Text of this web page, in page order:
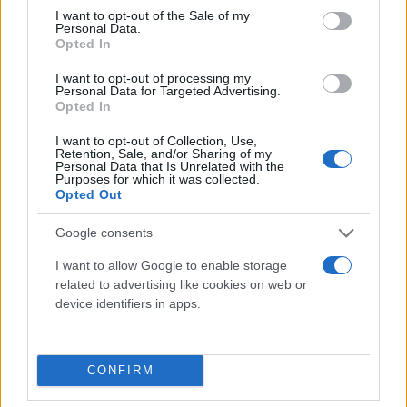
consent section.
I want to opt-out of the Sale of my
Personal Data.
Opted In
I want to opt-out of processing my
Personal Data for Targeted Advertising.
Opted In
I want to opt-out of Collection, Use,
Retention, Sale, and/or Sharing of my
Personal Data that Is Unrelated with the
Purposes for which it was collected.
Opted Out
Google consents
I want to allow Google to enable storage
related to advertising like cookies on web or
device identifiers in apps.
CONFIRM
gamba - GIMA
4,80 € (iva esclusa)
Ideale per applicazione di medicazioni e aghi.
Lunghezza sotto tensione: 25 m....
Categorie